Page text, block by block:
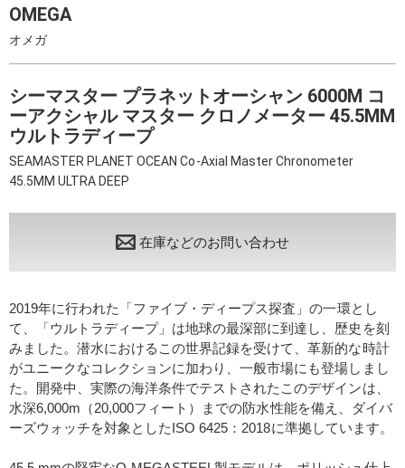
OMEGA
オメガ
シーマスター プラネットオーシャン 6000M コ
ーアクシャル マスター クロノメーター 45.5MM
ウルトラディープ
SEAMASTER PLANET OCEAN Co-Axial Master Chronometer
45.5MM ULTRA DEEP
在庫などのお問い合わせ
2019年に行われた「ファイブ・ディープス探査」の一環とし
て、「ウルトラディープ」は地球の最深部に到達し、歴史を刻
みました。潜水におけるこの世界記録を受けて、革新的な時計
がユニークなコレクションに加わり、一般市場にも登場しまし
た。開発中、実際の海洋条件でテストされたこのデザインは、
水深6,000m（20,000フィート）までの防水性能を備え、ダイバ
ーズウォッチを対象としたISO 6425：2018に準拠しています。